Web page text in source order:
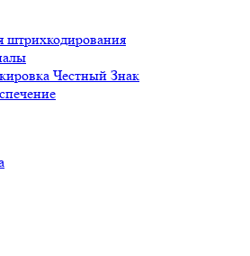
штрихкодирования
Честный Знак